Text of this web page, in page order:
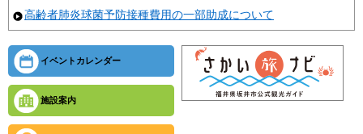
高齢者肺炎球菌予防接種費用の一部助成について
イベントカレンダー
施設案内